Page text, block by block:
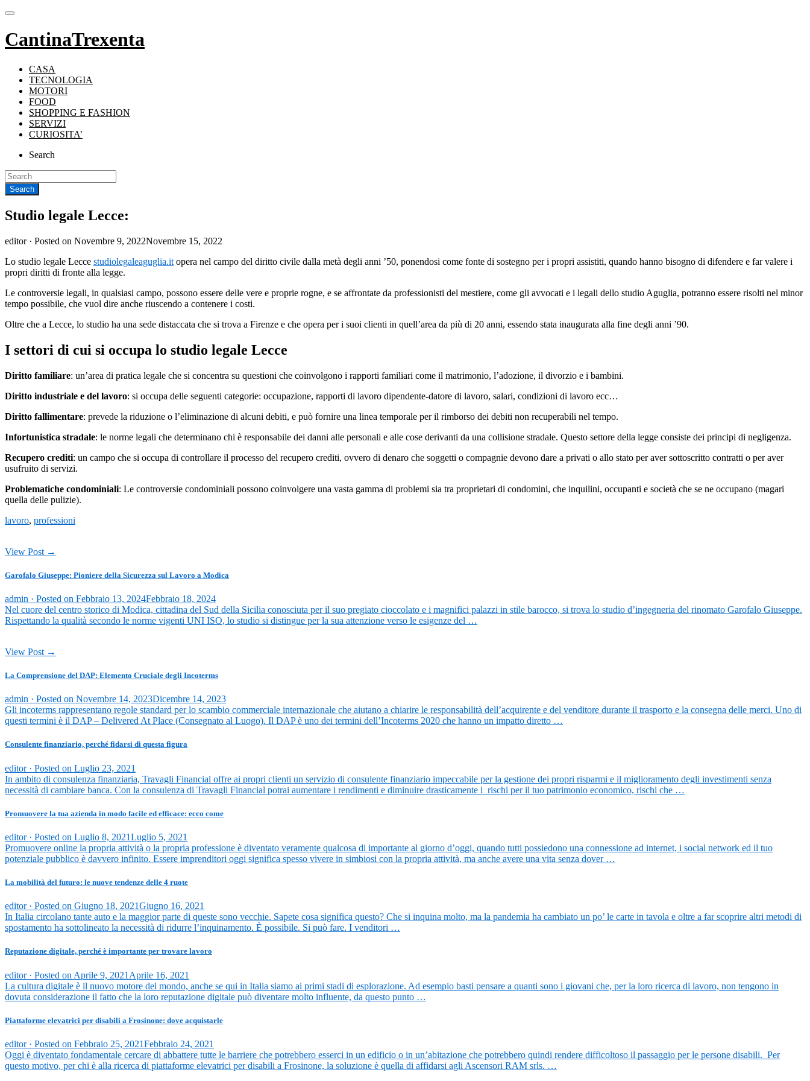
CantinaTrexenta
CASA
TECNOLOGIA
MOTORI
FOOD
SHOPPING E FASHION
SERVIZI
CURIOSITA’
Search
Studio legale Lecce:
editor · Posted on Novembre 9, 2022Novembre 15, 2022
Lo studio legale Lecce studiolegaleaguglia.it opera nel campo del diritto civile dalla metà degli anni ’50, ponendosi come fonte di sostegno per i propri assistiti, quando hanno bisogno di difendere e far valere i
propri diritti di fronte alla legge.
Le controversie legali, in qualsiasi campo, possono essere delle vere e proprie rogne, e se affrontate da professionisti del mestiere, come gli avvocati e i legali dello studio Aguglia, potranno essere risolti nel minor
tempo possibile, che vuol dire anche riuscendo a contenere i costi.
Oltre che a Lecce, lo studio ha una sede distaccata che si trova a Firenze e che opera per i suoi clienti in quell’area da più di 20 anni, essendo stata inaugurata alla fine degli anni ’90.
I settori di cui si occupa lo studio legale Lecce
Diritto familiare: un’area di pratica legale che si concentra su questioni che coinvolgono i rapporti familiari come il matrimonio, l’adozione, il divorzio e i bambini.
Diritto industriale e del lavoro: si occupa delle seguenti categorie: occupazione, rapporti di lavoro dipendente-datore di lavoro, salari, condizioni di lavoro ecc…
Diritto fallimentare: prevede la riduzione o l’eliminazione di alcuni debiti, e può fornire una linea temporale per il rimborso dei debiti non recuperabili nel tempo.
Infortunistica stradale: le norme legali che determinano chi è responsabile dei danni alle personali e alle cose derivanti da una collisione stradale. Questo settore della legge consiste dei principi di negligenza.
Recupero crediti: un campo che si occupa di controllare il processo del recupero crediti, ovvero di denaro che soggetti o compagnie devono dare a privati o allo stato per aver sottoscritto contratti o per aver
usufruito di servizi.
Problematiche condominiali: Le controversie condominiali possono coinvolgere una vasta gamma di problemi sia tra proprietari di condomini, che inquilini, occupanti e società che se ne occupano (magari
quella delle pulizie).
lavoro, professioni
View Post →
Garofalo Giuseppe: Pioniere della Sicurezza sul Lavoro a Modica
admin · Posted on Febbraio 13, 2024Febbraio 18, 2024
Nel cuore del centro storico di Modica, cittadina del Sud della Sicilia conosciuta per il suo pregiato cioccolato e i magnifici palazzi in stile barocco, si trova lo studio d’ingegneria del rinomato Garofalo Giuseppe.
Rispettando la qualità secondo le norme vigenti UNI ISO, lo studio si distingue per la sua attenzione verso le esigenze del …
View Post →
La Comprensione del DAP: Elemento Cruciale degli Incoterms
admin · Posted on Novembre 14, 2023Dicembre 14, 2023
Gli incoterms rappresentano regole standard per lo scambio commerciale internazionale che aiutano a chiarire le responsabilità dell’acquirente e del venditore durante il trasporto e la consegna delle merci. Uno di
questi termini è il DAP – Delivered At Place (Consegnato al Luogo). Il DAP è uno dei termini dell’Incoterms 2020 che hanno un impatto diretto …
Consulente finanziario, perché fidarsi di questa figura
editor · Posted on Luglio 23, 2021
In ambito di consulenza finanziaria, Travagli Financial offre ai propri clienti un servizio di consulente finanziario impeccabile per la gestione dei propri risparmi e il miglioramento degli investimenti senza
necessità di cambiare banca. Con la consulenza di Travagli Financial potrai aumentare i rendimenti e diminuire drasticamente i rischi per il tuo patrimonio economico, rischi che …
Promuovere la tua azienda in modo facile ed efficace: ecco come
editor · Posted on Luglio 8, 2021Luglio 5, 2021
Promuovere online la propria attività o la propria professione è diventato veramente qualcosa di importante al giorno d’oggi, quando tutti possiedono una connessione ad internet, i social network ed il tuo
potenziale pubblico è davvero infinito. Essere imprenditori oggi significa spesso vivere in simbiosi con la propria attività, ma anche avere una vita senza dover …
La mobilità del futuro: le nuove tendenze delle 4 ruote
editor · Posted on Giugno 18, 2021Giugno 16, 2021
In Italia circolano tante auto e la maggior parte di queste sono vecchie. Sapete cosa significa questo? Che si inquina molto, ma la pandemia ha cambiato un po’ le carte in tavola e oltre a far scoprire altri metodi di
spostamento ha sottolineato la necessità di ridurre l’inquinamento. È possibile. Si può fare. I venditori …
Reputazione digitale, perché è importante per trovare lavoro
editor · Posted on Aprile 9, 2021 Aprile 16, 2021
La cultura digitale è il nuovo motore del mondo, anche se qui in Italia siamo ai primi stadi di esplorazione. Ad esempio basti pensare a quanti sono i giovani che, per la loro ricerca di lavoro, non tengono in
dovuta considerazione il fatto che la loro reputazione digitale può diventare molto influente, da questo punto …
Piattaforme elevatrici per disabili a Frosinone: dove acquistarle
editor · Posted on Febbraio 25, 2021Febbraio 24, 2021
Oggi è diventato fondamentale cercare di abbattere tutte le barriere che potrebbero esserci in un edificio o in un’abitazione che potrebbero quindi rendere difficoltoso il passaggio per le persone disabili. Per
questo motivo, per chi è alla ricerca di piattaforme elevatrici per disabili a Frosinone, la soluzione è quella di affidarsi agli Ascensori RAM srls. …